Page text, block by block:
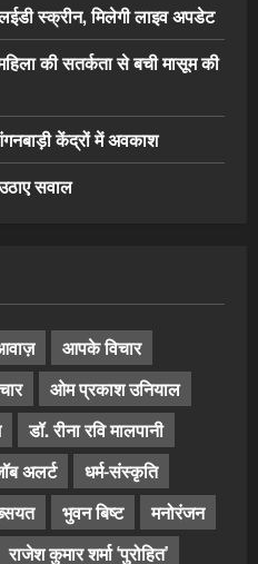
स्क्रीन, मिलेगी लाइव अपडेट
की सतर्कता से बची मासूम की
केंद्रों में अवकाश
सवाल
आपके विचार
ओम प्रकाश उनियाल
डॉ. रीना रवि मालपानी
अलर्ट
धर्म-संस्कृति
भुवन बिष्ट
मनोरंजन
राजेश कुमार शर्मा ‘पुरोहित’